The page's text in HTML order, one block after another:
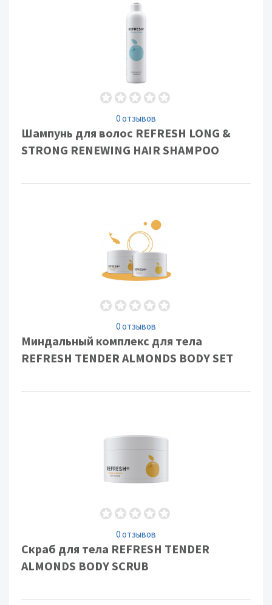
0 отзывов
Шампунь для волос REFRESH LONG &
STRONG RENEWING HAIR SHAMPOO
0 отзывов
Миндальный комплекс для тела
REFRESH TENDER ALMONDS BODY SET
0 отзывов
Скраб для тела REFRESH TENDER
ALMONDS BODY SCRUB